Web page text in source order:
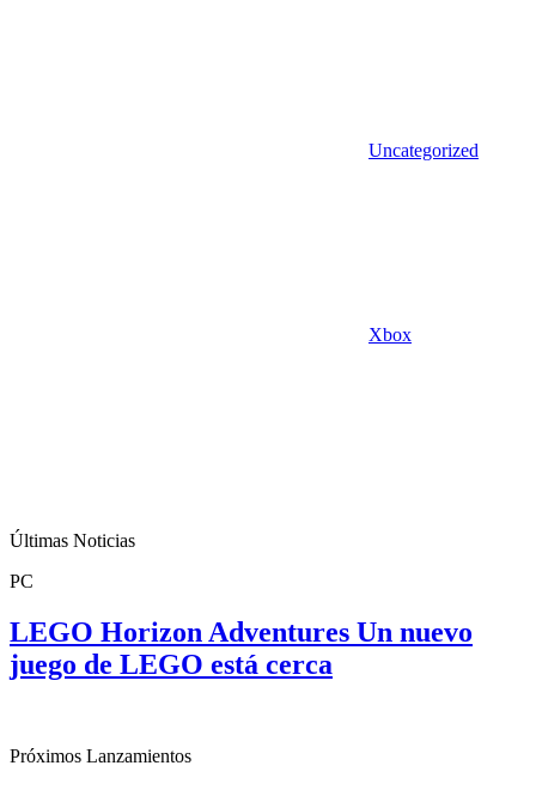
Uncategorized
Xbox
Últimas Noticias
PC
LEGO Horizon Adventures Un nuevo
juego de LEGO está cerca
Próximos Lanzamientos